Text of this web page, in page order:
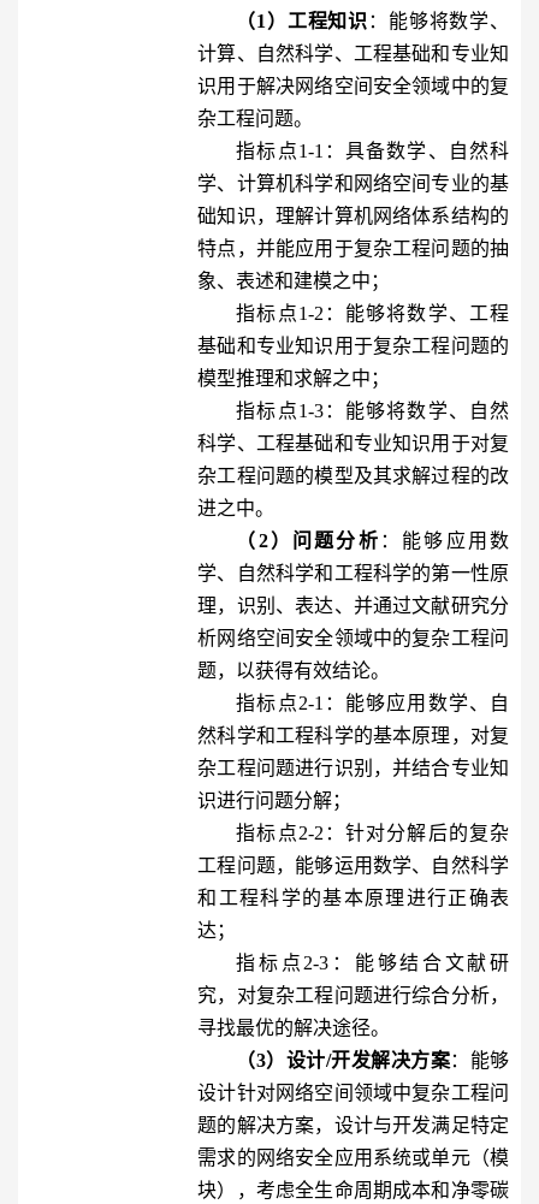
（1）工程知识 ：能够将数学、
计算、自然科学、工程基础和专业知
识用于解决网络空间安全领域中的复
杂工程问题。
指标点1-1：具备数学、自然科
学、计算机科学和网络空间专业的基
础知识，理解计算机网络体系结构的
特点，并能应用于复杂工程问题的抽
象、表述和建模之中；
指标点1-2：能够将数学、工程
基础和专业知识用于复杂工程问题的
模型推理和求解之中；
指标点1-3：能够将数学、自然
科学、工程基础和专业知识用于对复
杂工程问题的模型及其求解过程的改
进之中。
（2）问题分析 ：能够应用数
学、自然科学和工程科学的第一性原
理，识别、表达、并通过文献研究分
析网络空间安全领域中的复杂工程问
题，以获得有效结论。
指标点2-1：能够应用数学、自
然科学和工程科学的基本原理，对复
杂工程问题进行识别，并结合专业知
识进行问题分解；
指标点2-2：针对分解后的复杂
工程问题，能够运用数学、自然科学
和工程科学的基本原理进行正确表
达；
指标点2-3：能够结合文献研
究，对复杂工程问题进行综合分析，
寻找最优的解决途径。
（3）设计/开发解决方案：能够
设计针对网络空间领域中复杂工程问
题的解决方案，设计与开发满足特定
需求的网络安全应用系统或单元（模
块），考虑全生命周期成本和净零碳